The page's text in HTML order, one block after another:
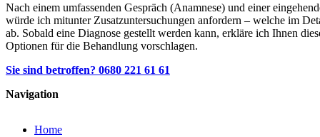
Nach einem umfassenden Gespräch (Anamnese) und einer
würde ich mitunter Zusatzuntersuchungen anfordern – welche im
ab. Sobald eine Diagnose gestellt werden kann, erkläre ich Ihnen
Optionen für die Behandlung vorschlagen.
Sie sind betroffen? 0680 221 61 61
Navigation
Home